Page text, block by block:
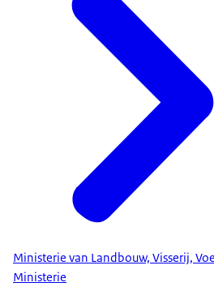
Ministerie van Landbouw, Visserij,
Ministerie